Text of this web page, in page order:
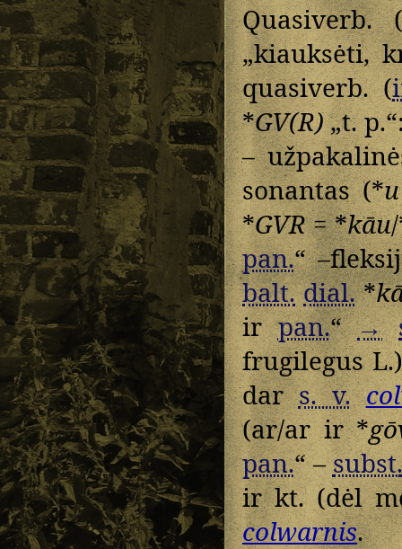
Quasiverb. (
„kiauksėti,
quasiverb. (
*GV(R)„t.
–
sonantas (*u
*GVR =*kāu
pan.“
balt. dial.*
irpan.“→
frugilegus
dars. v.
(ar/ar ir *
pan.“ –subst.
ir kt. (dėl
colwarnis.